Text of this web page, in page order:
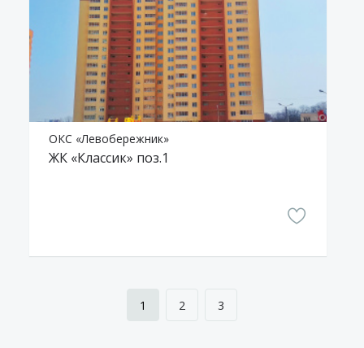
ОКС «Левобережник»
ЖК «Классик» поз.1
1 2 3